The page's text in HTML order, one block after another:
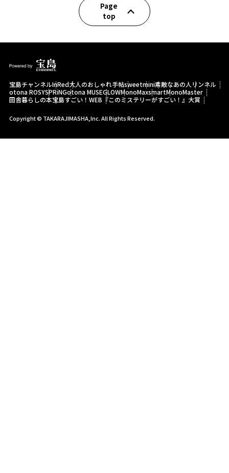
Page
top
宝島チャンネルInRed大人のおしゃれ手帖sweetmini素敵なあの人 リンネル
otona ROSYSPRiNGotona MUSEGLOWMonoMaxsmartMonoMaster
田舎暮らしの本宝島すごい！WEB 『このミステリーがすごい！』大賞
Copyright © TAKARAJIMASHA,Inc. All Rights Reserved.